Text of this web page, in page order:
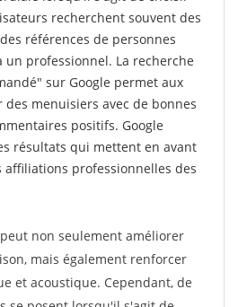
recherchent souvent des
références de personnes
professionnel. La recherche
sur Google permet aux
menuisiers avec de bonnes
positifs. Google
résultats qui mettent en avant
affiliations professionnelles des
non seulement améliorer
mais également renforcer
et acoustique. Cependant, de